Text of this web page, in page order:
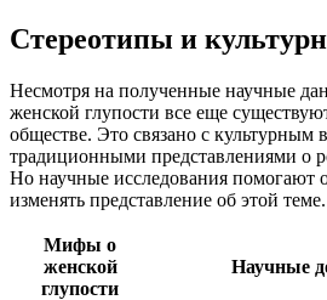
Стереотипы и
Несмотря на полученные научные
женской глупости все еще
обществе. Это связано с культурным
традиционными представлениями о
Но научные исследования помогают
изменять представление об этой теме.
Мифы о
женской
глупости
Научные